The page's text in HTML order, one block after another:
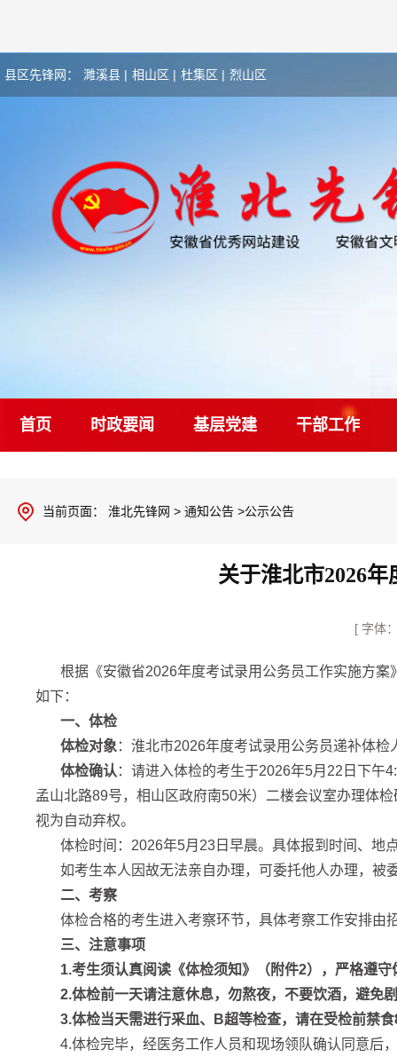
县区先锋网： 濉溪县 | 相山区 | 杜集区 | 烈山区
首页 时政要闻 基层党建 干部工作
当前页面： 淮北先锋网 > 通知公告 >公示公告
关于淮北市2026
[ 字体
根据《安徽省2026年度考试录用公务员工作实施方
如下：
一、体检
体检对象 ：淮北市2026年度考试录用公务员递补体检
体检确认 ：请进入体检的考生于2026年5月22日下午
孟山北路89号，相山区政府南50米）二楼会议室办理体
视为自动弃权。
体检时间：2026年5月23日早晨。具体报到时间、地
如考生本人因故无法亲自办理，可委托他人办理，被
二、考察
体检合格的考生进入考察环节，具体考察工作安排由
三、注意事项
1.考生须认真阅读《体检须知》（附件2），严格遵
2.体检前一天请注意休息，勿熬夜，不要饮酒，避免
3.体检当天需进行采血、B超等检查，请在受检前禁
4.体检完毕，经医务工作人员和现场领队确认同意后